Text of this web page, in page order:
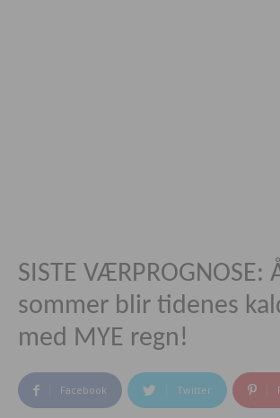
SISTE VÆRPROGNOSE:
sommer blir tidenes
med MYE regn!
Facebook Twitter